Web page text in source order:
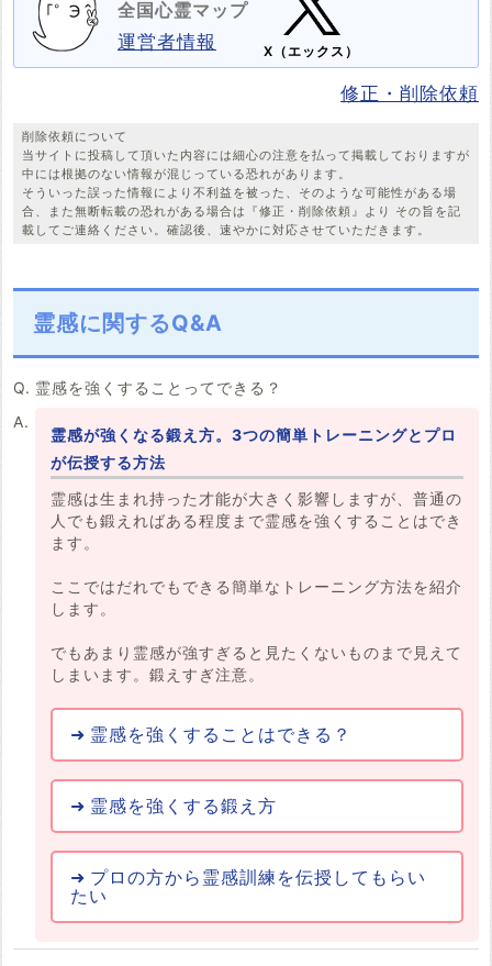
全国心霊マップ
運営者情報
X（エックス）
修正・削除依頼
削除依頼について
当サイトに投稿して頂いた内容には細心の注意を払って掲載しておりますが
中には根拠のない情報が混じっている恐れがあります。
そういった誤った情報により不利益を被った、そのような可能性がある場
合、また無断転載の恐れがある場合は『修正・削除依頼』より その旨を記
載してご連絡ください。確認後、速やかに対応させていただきます。
霊感に関するQ&A
霊感を強くすることってできる？
霊感が強くなる鍛え方。3つの簡単トレーニングとプロ
が伝授する方法
霊感は生まれ持った才能が大きく影響しますが、普通の
人でも鍛えればある程度まで霊感を強くすることはでき
ます。
ここではだれでもできる簡単なトレーニング方法を紹介
します。
でもあまり霊感が強すぎると見たくないものまで見えて
しまいます。鍛えすぎ注意。
霊感を強くすることはできる？
霊感を強くする鍛え方
プロの方から霊感訓練を伝授してもらい
たい